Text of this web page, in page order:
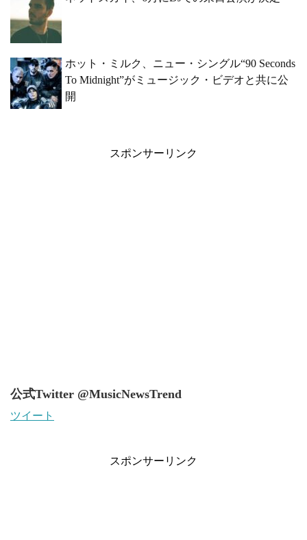
ホット・ミルク、ニュー・シングル“90 Seconds
To Midnight”がミュージック・ビデオと共に公
開
スポンサーリンク
公式Twitter @MusicNewsTrend
ツイート
スポンサーリンク